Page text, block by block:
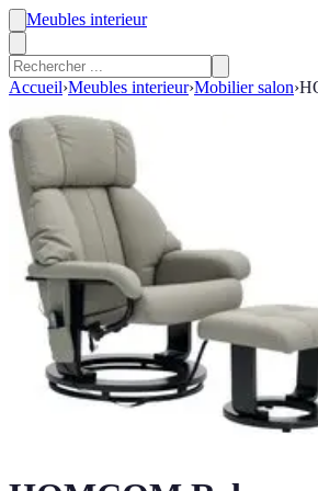
Meubles interieur
Accueil›Meubles interieur›Mobilier salon›